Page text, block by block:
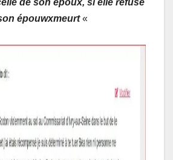
épouwxmeurt«